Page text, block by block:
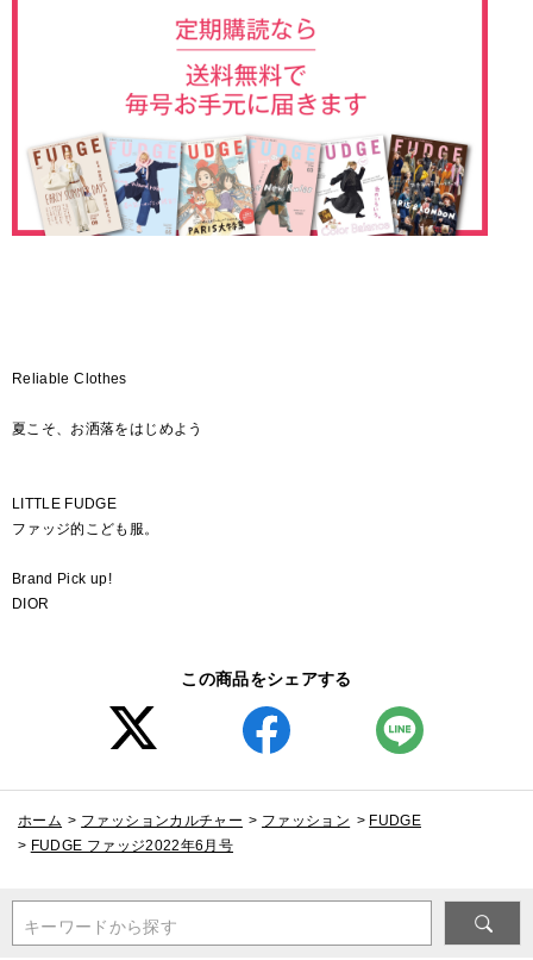
Reliable Clothes
夏こそ、お洒落をはじめよう
LITTLE FUDGE
ファッジ的こども服。
Brand Pick up!
DIOR
この商品をシェアする
ホーム > ファッションカルチャー > ファッション > FUDGE
> FUDGE ファッジ2022年6月号
キーワードから探す